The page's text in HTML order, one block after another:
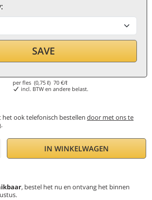
SAVE
52,50€
per fles (0,75 ℓ)70 €/ℓ
incl. BTW en andere belast.
het ook telefonisch bestellen door met ons te
.
IN WINKELWAGEN
, bestel het nu en ontvang het binnen